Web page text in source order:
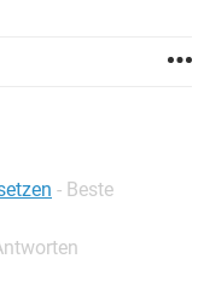
- Beste